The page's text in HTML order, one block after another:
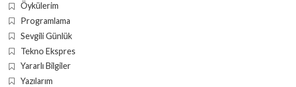
Öykülerim
Programlama
Sevgili Günlük
Tekno Ekspres
Yararlı Bilgiler
Yazılarım